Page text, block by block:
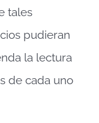
tales
pudieran
la lectura
de cada uno